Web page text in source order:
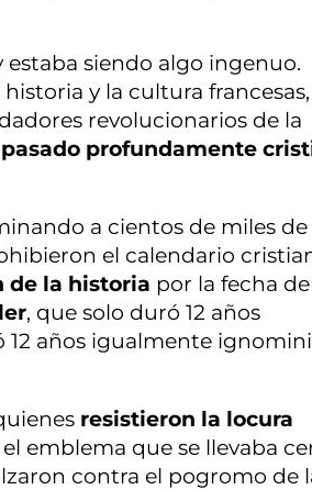
siendo algo ingenuo.
y la cultura
revolucionarios de la
profundamente
a cientos de miles de
el calendario
de la historia por la fecha
, que solo duró 12 años
años igualmente
resistieron la locura
emblema que se llevaba
contra el pogromo de